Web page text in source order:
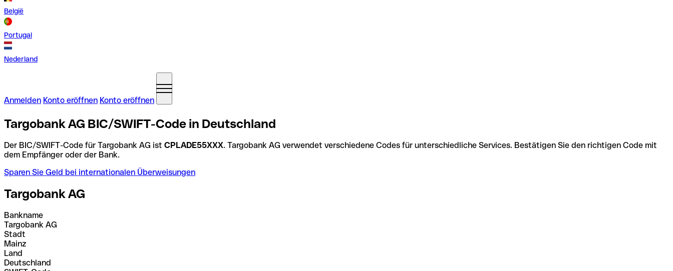
België
Portugal
Nederland
Anmelden Konto eröffnen Konto eröffnen
Targobank AG BIC/SWIFT-Code in Deutschland
Der BIC/SWIFT-Code für Targobank AG ist CPLADE55XXX. Targobank AG verwendet verschiedene Codes für unterschiedliche Services. Bestätigen Sie den richtigen Code mit
dem Empfänger oder der Bank.
Sparen Sie Geld bei internationalen Überweisungen
Targobank AG
Bankname
Targobank AG
Stadt
Mainz
Land
Deutschland